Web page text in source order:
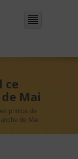
ce
Mai
photos de
de Mai